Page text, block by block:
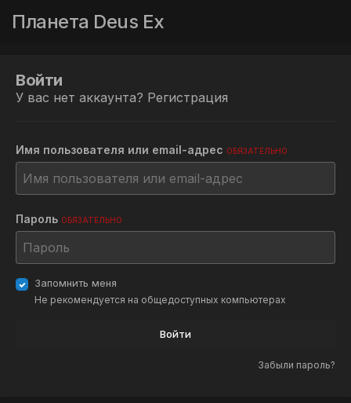
Планета Deus Ex
Войти
У вас нет аккаунта? Регистрация
Имя пользователя или email-адрес ОБЯЗАТЕЛЬНО
Пароль ОБЯЗАТЕЛЬНО
Запомнить меня
Не рекомендуется на общедоступных компьютерах
Войти
Забыли пароль?